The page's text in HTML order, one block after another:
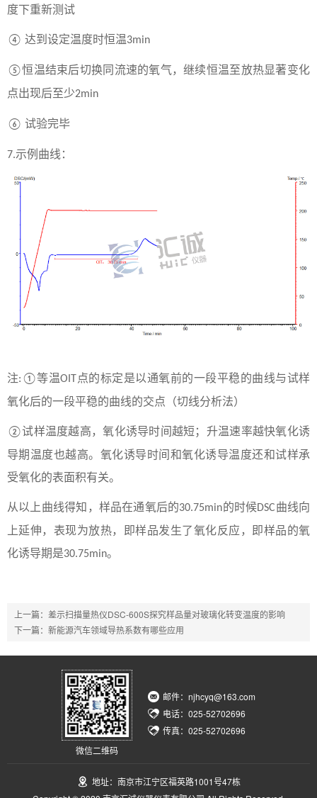
度下重新测试
④ 达到设定温度时恒温3min
⑤恒温结束后切换同流速的氧气，继续恒温至放热显著变化
点出现后至少2min
⑥ 试验完毕
7.示例曲线：
注:①等温OIT
点的标定是以通氧前的一段平稳的曲线与试样
氧化后的一段平稳的曲线的交点（切线分析法）
②试样温度越高，氧化诱导时间越短；升温速率越快氧化诱
导期温度也越高。氧化诱导时间和氧化诱导温度还和试样承
受氧化的表面积有关。
从以上曲线得知，样品在通氧后的30.75min的时候DSC曲线向
上延伸，表现为放热，即样品发生了氧化反应，即样品的氧
化诱导期是30.75min。
上一篇： 差示扫描量热仪DSC-600S探究样品量对玻璃化转变温度的影响
下一篇： 新能源汽车领域导热系数有哪些应用
微信二维码
邮件：njhcyq@163.com
电话：025-52702696
传真：025-52702696
地址：南京市江宁区福英路1001号47栋